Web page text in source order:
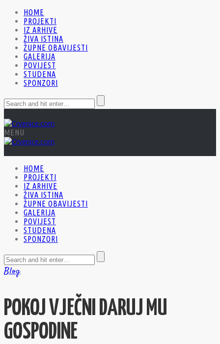
HOME
PROJEKTI
IZ ARHIVE
ŽIVA ISTINA
ŽUPNE OBAVIJESTI
GALERIJA
POVIJEST
STUDENA
SPONZORI
MENU
HOME
PROJEKTI
IZ ARHIVE
ŽIVA ISTINA
ŽUPNE OBAVIJESTI
GALERIJA
POVIJEST
STUDENA
SPONZORI
Blog
POKOJ VJEČNI DARUJ MU
GOSPODINE